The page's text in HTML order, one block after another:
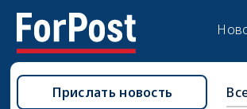
Прислать новость